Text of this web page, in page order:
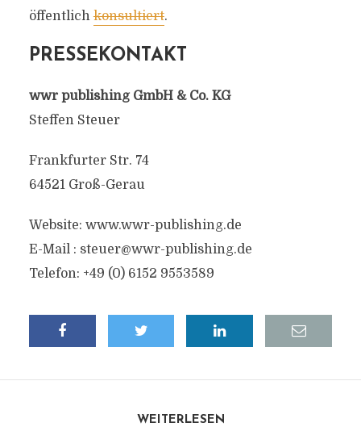
öffentlichkonsultiert.
PRESSEKONTAKT
wwr publishing GmbH & Co. KG
Steffen Steuer
Frankfurter Str. 74
64521 Groß-Gerau
Website: www.wwr-publishing.de
E-Mail : steuer@wwr-publishing.de
Telefon: +49 (0) 6152 9553589
WEITERLESEN